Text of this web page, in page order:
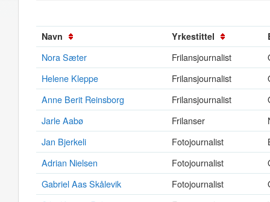
Navn Yrkestittel
Nora Sæter Frilansjournalist
Helene Kleppe
Frilansjournalist
Anne Berit Reinsborg
Frilansjournalist
Jarle Aabø
Frilanser
Jan Bjerkeli
Fotojournalist
Adrian Nielsen
Fotojournalist
Gabriel Aas Skålevik
Fotojournalist